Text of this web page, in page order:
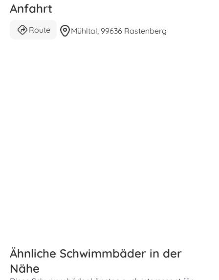
Anfahrt
Route Mühltal, 99636 Rastenberg
Ähnliche Schwimmbäder in der
Nähe